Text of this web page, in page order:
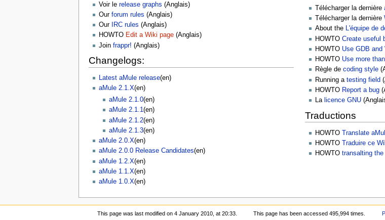
Voir le release graphs (Anglais)
Our forum rules (Anglais)
Our
IRC rules (Anglais)
HOWTO Edit a Wiki page(Anglais)
Join frappr! (Anglais)
Changelogs:
Latest aMule release(en)
aMule 2.1.X(en)
aMule 2.1.0(en)
aMule 2.1.1(en)
aMule 2.1.2(en)
aMule 2.1.3(en)
aMule 2.0.X(en)
aMule 2.0.0 Release Candidates(en)
aMule 1.2.X(en)
aMule 1.1.X(en)
aMule 1.0.X(en)
Télécharger la dernière
Télécharger la dernière
About the L'équipe de
HOWTO Create useful
HOWTO Use GDB and
HOWTO Use more
Règle de coding style
Running a testing field
HOWTO Report a bug
La licence GNU
Traductions
HOWTO Translate
HOWTO
Traduire ce
HOWTO transalting
This page was last modified on 4 January 2010, at 20:33. This page has been accessed 495,994 times.